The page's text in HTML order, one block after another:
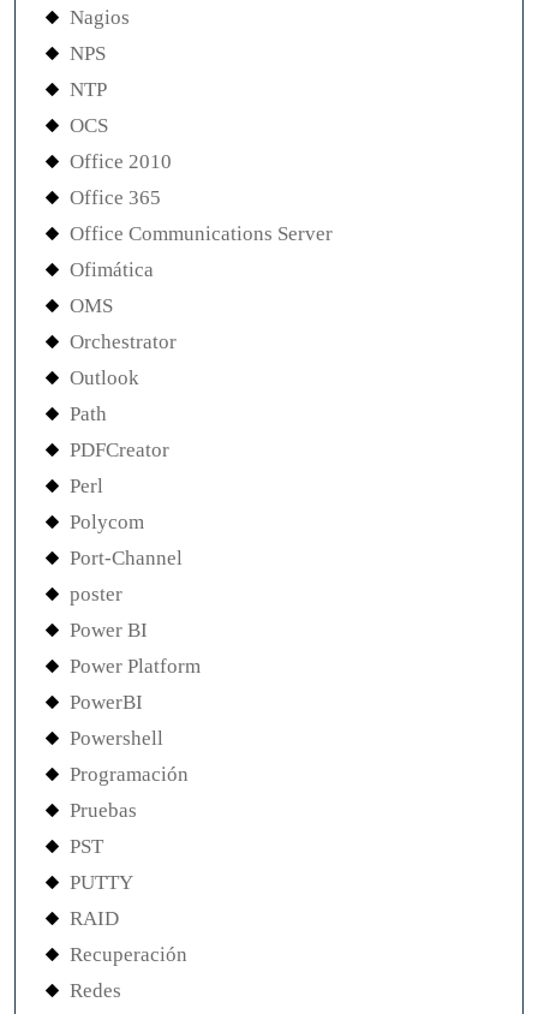
Nagios
NPS
NTP
OCS
Office 2010
Office 365
Office Communications Server
Ofimática
OMS
Orchestrator
Outlook
Path
PDFCreator
Perl
Polycom
Port-Channel
poster
Power BI
Power Platform
PowerBI
Powershell
Programación
Pruebas
PST
PUTTY
RAID
Recuperación
Redes